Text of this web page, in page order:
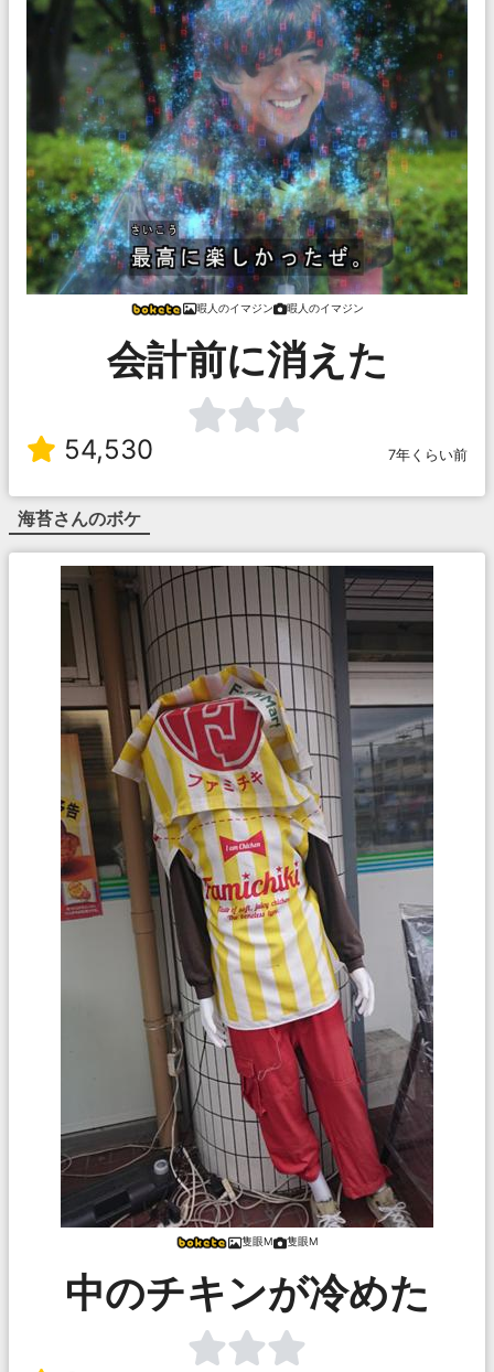
暇人のイマジン 暇人のイマジン
会計前に消えた
54,530 7年くらい前
海苔さんのボケ
隻眼M 隻眼M
中のチキンが冷めた